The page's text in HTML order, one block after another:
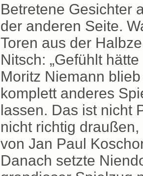
Betretene Gesichter
der anderen Seite.
Toren aus der
Nitsch: „Gefühlt
Moritz Niemann
komplett anderes
lassen. Das ist nicht
nicht richtig
von Jan Paul
Danach setzte